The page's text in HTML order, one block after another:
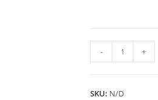
- +
SKU: N/D